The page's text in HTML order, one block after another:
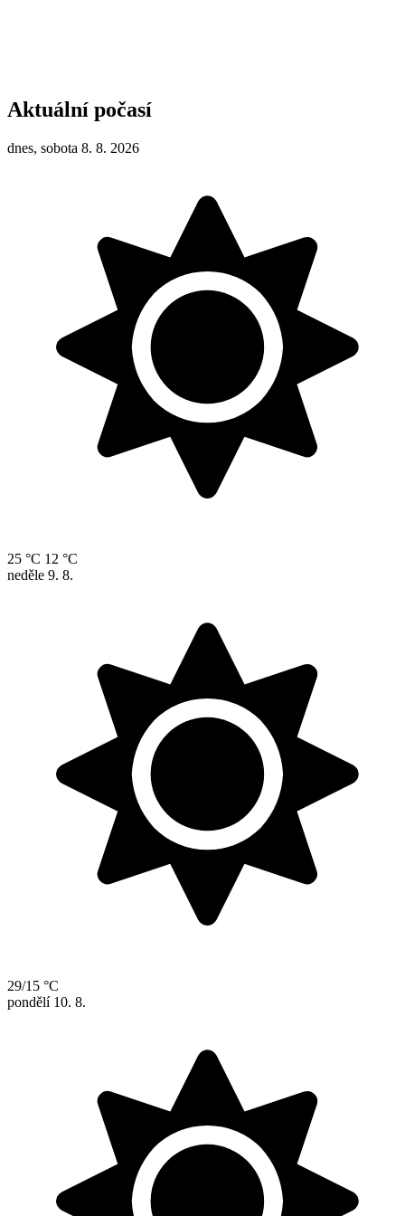
Aktuální počasí
dnes, sobota 8. 8. 2026
25 °C 12 °C
neděle 9. 8.
29/15 °C
pondělí 10. 8.